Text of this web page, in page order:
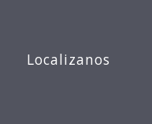
Localizanos